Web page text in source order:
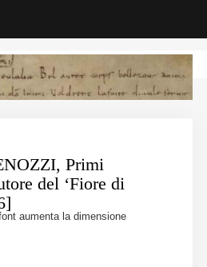
Primi
del ‘Fiore di
aumenta la dimensione